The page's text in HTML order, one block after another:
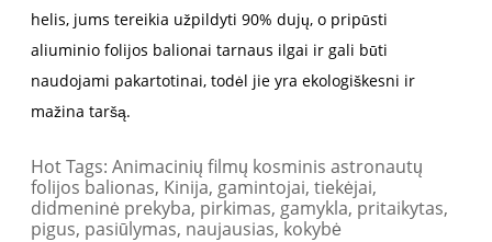
helis, jums tereikia užpildyti 90% dujų, o pripūsti
aliuminio folijos balionai tarnaus ilgai ir gali būti
naudojami pakartotinai, todėl jie yra ekologiškesni ir
mažina taršą.
Hot Tags: Animacinių filmų kosminis astronautų
folijos balionas, Kinija, gamintojai, tiekėjai,
didmeninė prekyba, pirkimas, gamykla, pritaikytas,
pigus, pasiūlymas, naujausias, kokybė